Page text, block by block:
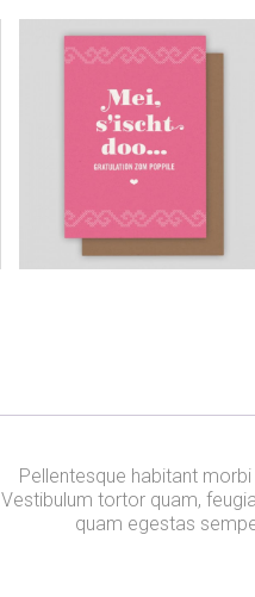
Pellentesque habitant
Vestibulum tortor quam,
quam egestas